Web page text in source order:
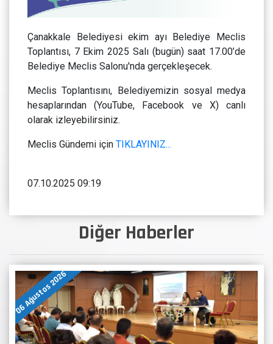
Diğer Haberler
06 Ağustos 2026
Çanakkale Belediyesi ekim ayı Belediye Meclis
Toplantısı, 7 Ekim 2025 Salı (bugün) saat 17.00’de
Belediye Meclis Salonu'nda gerçekleşecek.
Meclis Toplantısını, Belediyemizin sosyal medya
hesaplarından (YouTube, Facebook ve X) canlı
olarak izleyebilirsiniz.
Meclis Gündemi için TIKLAYINIZ...
07.10.2025 09:19